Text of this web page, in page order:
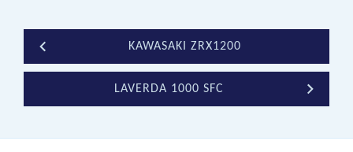
KAWASAKI ZRX1200
LAVERDA 1000 SFC